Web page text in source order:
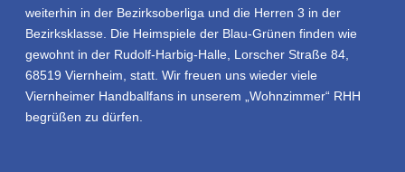
weiterhin in der Bezirksoberliga und die Herren 3 in der
Bezirksklasse. Die Heimspiele der Blau-Grünen finden wie
gewohnt in der Rudolf-Harbig-Halle, Lorscher Straße 84,
68519 Viernheim, statt. Wir freuen uns wieder viele
Viernheimer Handballfans in unserem „Wohnzimmer“ RHH
begrüßen zu dürfen.